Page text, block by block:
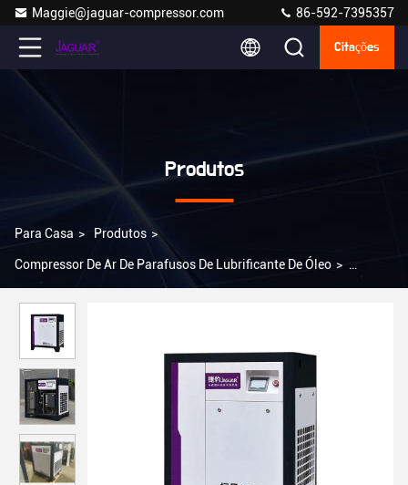
Maggie@jaguar-compressor.com 86-592-7395357
Citações
Produtos
Para Casa > Produtos >
Compressor De Ar De Parafusos De Lubrificante De Óleo >
permanente de 15 HP para uma operação suave